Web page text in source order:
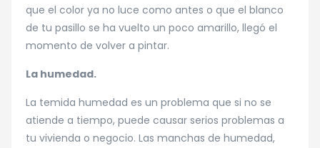
que el color ya no luce como antes o que el blanco
de tu pasillo se ha vuelto un poco amarillo, llegó el
momento de volver a pintar.
La humedad.
La temida humedad es un problema que si no se
atiende a tiempo, puede causar serios problemas a
tu vivienda o negocio. Las manchas de humedad,